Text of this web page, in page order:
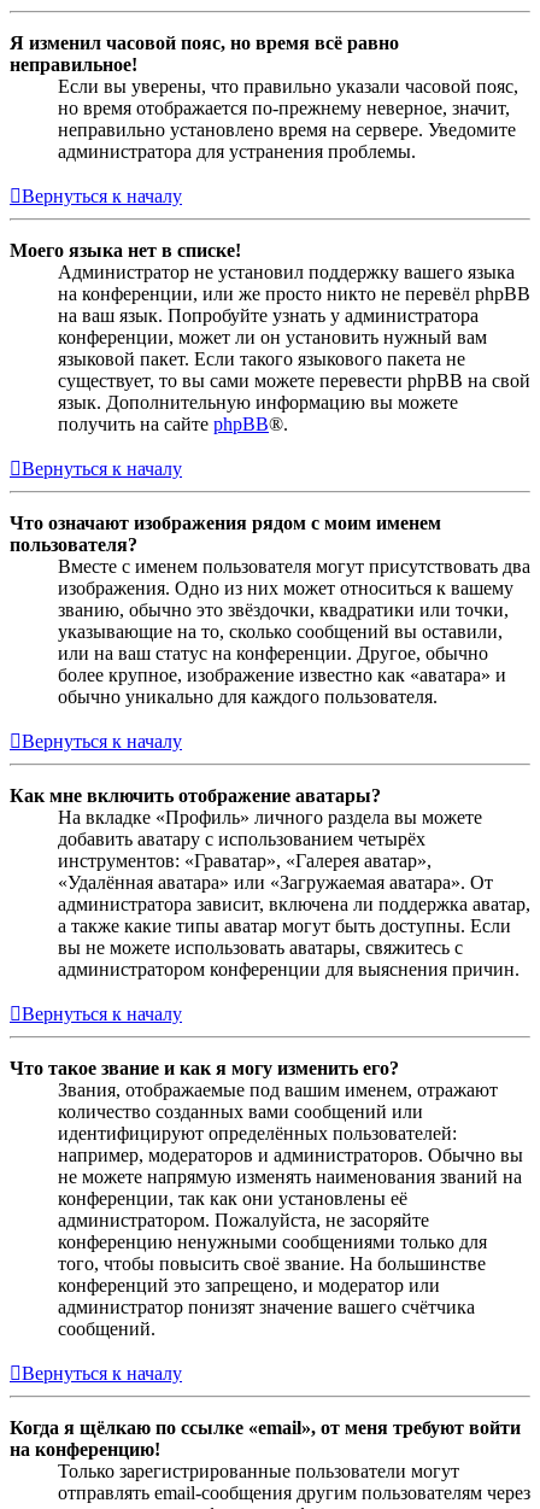
Я изменил часовой пояс, но время всё равно
неправильное!
Если вы уверены, что правильно указали часовой пояс,
но время отображается по-прежнему неверное, значит,
неправильно установлено время на сервере. Уведомите
администратора для устранения проблемы.
Вернуться к началу
Моего языка нет в списке!
Администратор не установил поддержку вашего языка
на конференции, или же просто никто не перевёл phpBB
на ваш язык. Попробуйте узнать у администратора
конференции, может ли он установить нужный вам
языковой пакет. Если такого языкового пакета не
существует, то вы сами можете перевести phpBB на свой
язык. Дополнительную информацию вы можете
получить на сайте phpBB®.
Вернуться к началу
Что означают изображения рядом с моим именем
пользователя?
Вместе с именем пользователя могут присутствовать два
изображения. Одно из них может относиться к вашему
званию, обычно это звёздочки, квадратики или точки,
указывающие на то, сколько сообщений вы оставили,
или на ваш статус на конференции. Другое, обычно
более крупное, изображение известно как «аватара» и
обычно уникально для каждого пользователя.
Вернуться к началу
Как мне включить отображение аватары?
На вкладке «Профиль» личного раздела вы можете
добавить аватару с использованием четырёх
инструментов: «Граватар», «Галерея аватар»,
«Удалённая аватара» или «Загружаемая аватара». От
администратора зависит, включена ли поддержка аватар,
а также какие типы аватар могут быть доступны. Если
вы не можете использовать аватары, свяжитесь с
администратором конференции для выяснения причин.
Вернуться к началу
Что такое звание и как я могу изменить его?
Звания, отображаемые под вашим именем, отражают
количество созданных вами сообщений или
идентифицируют определённых пользователей:
например, модераторов и администраторов. Обычно вы
не можете напрямую изменять наименования званий на
конференции, так как они установлены её
администратором. Пожалуйста, не засоряйте
конференцию ненужными сообщениями только для
того, чтобы повысить своё звание. На большинстве
конференций это запрещено, и модератор или
администратор понизят значение вашего счётчика
сообщений.
Вернуться к началу
Когда я щёлкаю по ссылке «email», от меня требуют войти
на конференцию!
Только зарегистрированные пользователи могут
отправлять email-сообщения другим пользователям через